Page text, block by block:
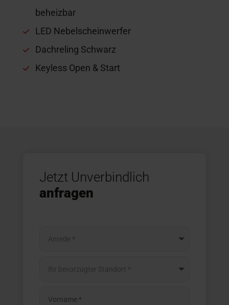
beheizbar
LED Nebelscheinwerfer
Dachreling Schwarz
Keyless Open & Start
Jetzt Unverbindlich
anfragen